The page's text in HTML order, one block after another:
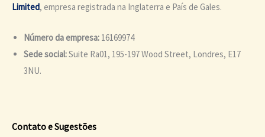
Limited, empresa registrada na Inglaterra e País de Gales.
Número da empresa: 16169974
Sede social:Suite Ra01, 195-197 Wood Street, Londres, E17
3NU.
Contato e Sugestões